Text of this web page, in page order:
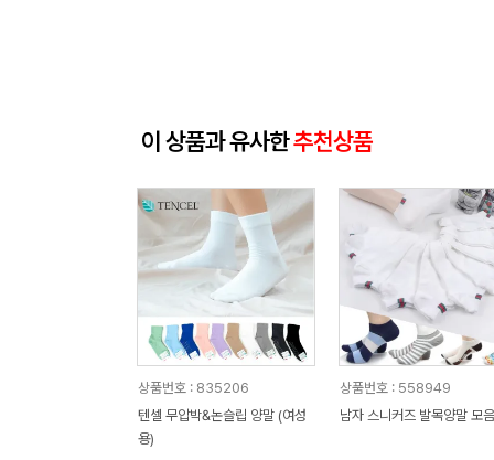
이 상품과 유사한추천상품
상품번호 : 835206
텐셀 무압박&논슬립 양말 (여성
용)
상품번호 : 558949
남자 스니커즈 발목양말 모음